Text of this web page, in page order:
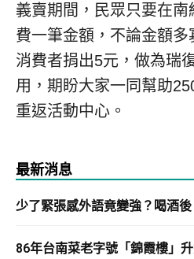
義賣期間，民眾只要在
費一筆金額，不論金額
消費者捐出5元，做為瑞
用，期盼大家一同幫助
重返活動中心。
最新消息
少了緊張感外語竟變強？喝酒
86年台南菜老字號「錦霞樓」